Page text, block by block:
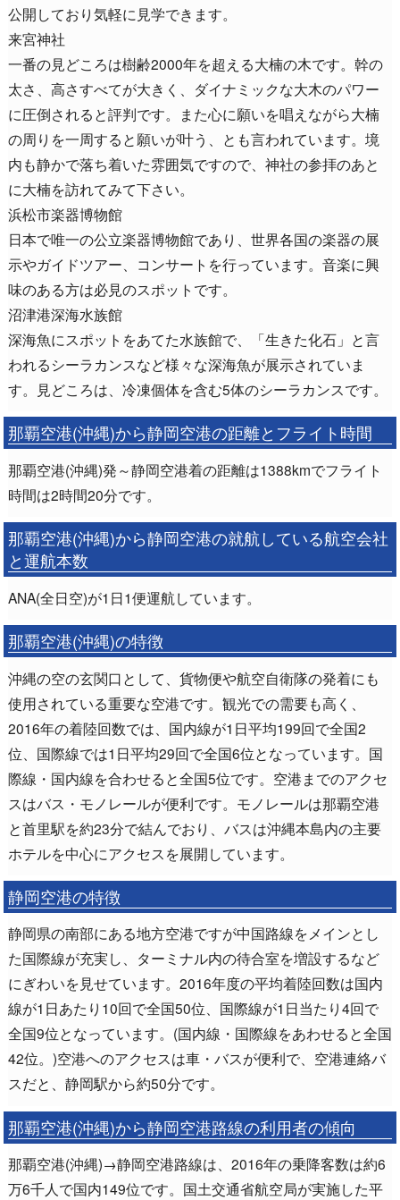
公開しており気軽に見学できます。
来宮神社
一番の見どころは樹齢2000年を超える大楠の木です。幹の
太さ、高さすべてが大きく、ダイナミックな大木のパワー
に圧倒されると評判です。また心に願いを唱えながら大楠
の周りを一周すると願いが叶う、とも言われています。境
内も静かで落ち着いた雰囲気ですので、神社の参拝のあと
に大楠を訪れてみて下さい。
浜松市楽器博物館
日本で唯一の公立楽器博物館であり、世界各国の楽器の展
示やガイドツアー、コンサートを行っています。音楽に興
味のある方は必見のスポットです。
沼津港深海水族館
深海魚にスポットをあてた水族館で、「生きた化石」と言
われるシーラカンスなど様々な深海魚が展示されていま
す。見どころは、冷凍個体を含む5体のシーラカンスです。
那覇空港(沖縄)から静岡空港の距離とフライト時間
那覇空港(沖縄)発～静岡空港着の距離は1388kmでフライト
時間は2時間20分です。
那覇空港(沖縄)から静岡空港の就航している航空会社
と運航本数
ANA(全日空)が1日1便運航しています。
那覇空港(沖縄)の特徴
沖縄の空の玄関口として、貨物便や航空自衛隊の発着にも
使用されている重要な空港です。観光での需要も高く、
2016年の着陸回数では、国内線が1日平均199回で全国2
位、国際線では1日平均29回で全国6位となっています。国
際線・国内線を合わせると全国5位です。空港までのアクセ
スはバス・モノレールが便利です。モノレールは那覇空港
と首里駅を約23分で結んでおり、バスは沖縄本島内の主要
ホテルを中心にアクセスを展開しています。
静岡空港の特徴
静岡県の南部にある地方空港ですが中国路線をメインとし
た国際線が充実し、ターミナル内の待合室を増設するなど
にぎわいを見せています。2016年度の平均着陸回数は国内
線が1日あたり10回で全国50位、国際線が1日当たり4回で
全国9位となっています。(国内線・国際線をあわせると全国
42位。)空港へのアクセスは車・バスが便利で、空港連絡バ
スだと、静岡駅から約50分です。
那覇空港(沖縄)から静岡空港路線の利用者の傾向
那覇空港(沖縄)→静岡空港路線は、2016年の乗降客数は約6
万6千人で国内149位です。国土交通省航空局が実施した平